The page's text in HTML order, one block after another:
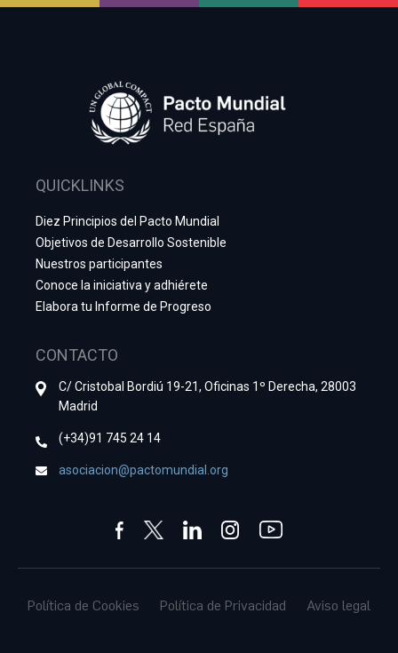
QUICKLINKS
Diez Principios del Pacto Mundial
Objetivos de Desarrollo Sostenible
Nuestros participantes
Conoce la iniciativa y adhiérete
Elabora tu Informe de Progreso
CONTACTO
C/ Cristobal Bordiú 19-21, Oficinas 1º Derecha, 28003
Madrid
(+34)91 745 24 14
asociacion@pactomundial.org
Política de Cookies Política de Privacidad Aviso legal